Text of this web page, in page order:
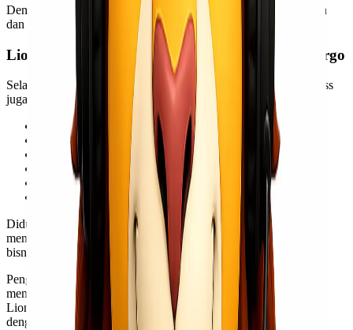
Dengan proses yang tepat, pengiriman dapat berjalan lebih aman
dan minim kendala.
Lionel Express Solusi Cargo B2B dan Special Cargo
Selain pengiriman Dangerous Goods via freighter,
Lionel Express
juga melayani:
Cargo udara express
Port to port domestik
Heavy cargo
Project cargo
Charter cargo
Trucking dan distribusi
Didukung jaringan operasional yang luas, Lionel Express siap
menjadi partner logistik terpercaya untuk kebutuhan pengiriman
bisnis Anda.
Pengiriman Dangerous Goods memerlukan vendor logistik yang
memahami prosedur dan handling khusus cargo udara. Bersama
Lionel Express
, pengiriman DG via freighter dapat dilakukan
dengan lebih aman, cepat, dan profesional.